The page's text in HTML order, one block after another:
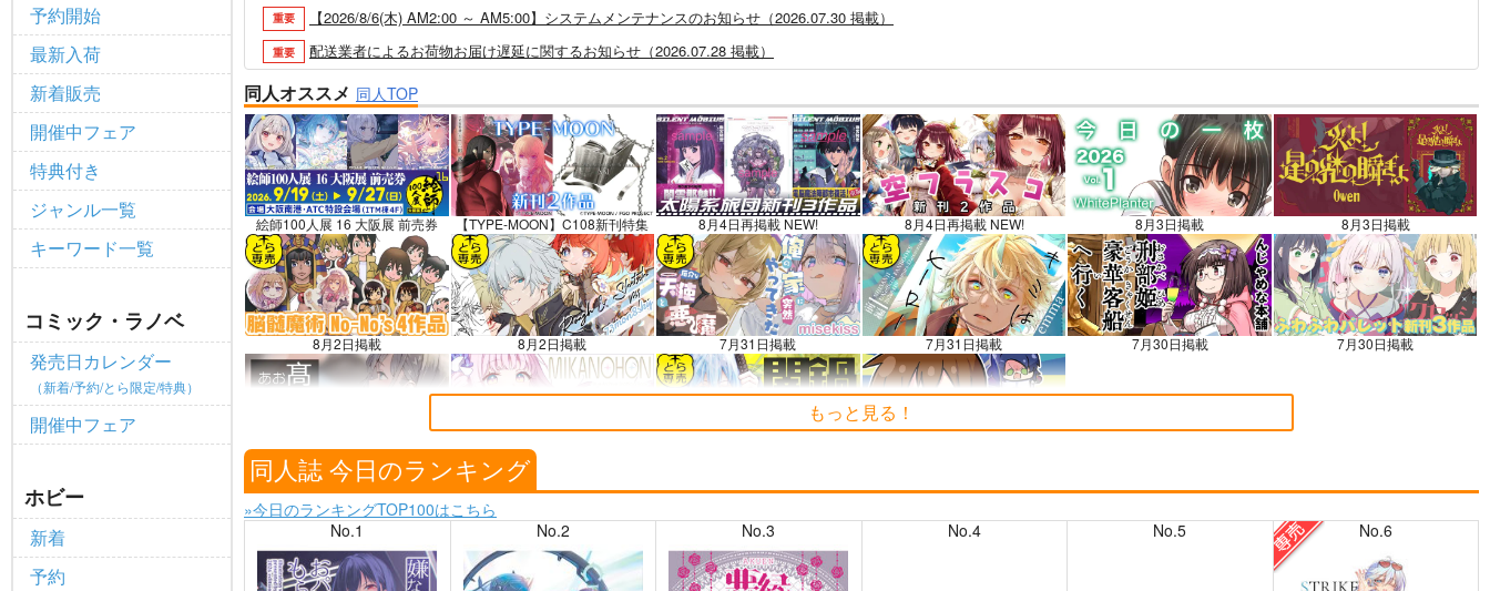
予約開始
最新入荷
新着販売
開催中フェア
特典付き
ジャンル一覧
キーワード一覧
コミック・ラノベ
発売日カレンダー
（新着/予約/とら限定/特典）
開催中フェア
ホビー
新着
予約
重要 【2026/8/6(木) AM2:00 ～ AM5:00】システムメンテナンスのお知らせ（2026.07.30 掲載）
重要 配送業者によるお荷物お届け遅延に関するお知らせ（2026.07.28 掲載）
重要 各種おまとめお荷物の発送状況につきまして（2026.07.30 掲載）
重要 【2026/5/7より】再販投票システム・アップデートのお知らせ（2026.05.07 掲載）
重要 【2026/4/1より】とらのあなプレミアム、新支払い方法＆新プラン導入のお知らせ（2026.03.09 掲載）
重要 おまとめサイクル「定期便(月2)」一般会員様の利用再開のお知らせ（2026.02.05 掲載）
重要 「とらのあな×駿河屋日本橋乙女同人誌館」通販店頭受取サービス開始のお知らせ（2026.01.05 更新｜2025.12.30 掲載）
重要 【2025/12/1より】「通販ポイント⇒とらコイン変換キャンペーン」終了のお知らせ（2025.11.21 掲載）
重要 個人情報保護方針の改定について（2025.09.19 更新｜2025.08.01 掲載）
重要 ポイント付与・管理体制改定のお知らせ（2024.11.20 掲載）
全てのお知らせを見る
同人オススメ 同人TOP
絵師100人展 16 大阪展 前売券 【TYPE-MOON】C108新刊特集 8月4日再掲載 NEW! 8月4日再掲載 NEW! 8月3日掲載 8月3日掲載
8月2日掲載 8月2日掲載 7月31日掲載 7月31日掲載 7月30日掲載 7月30日掲載
7月28日掲載 7月28日掲載
もっと見る！
同人誌 今日のランキング
»今日のランキングTOP100はこちら
No.1
No.2 No.3 No.4 No.5 No.6